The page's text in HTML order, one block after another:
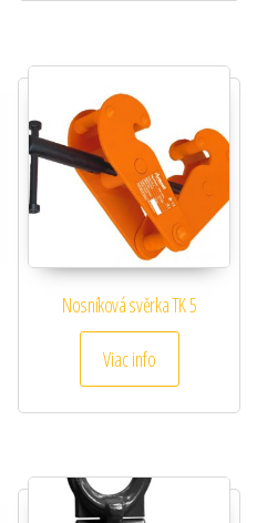
Nosníková svěrka TK 5
Viac info